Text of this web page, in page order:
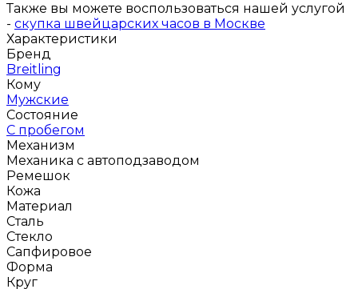
Также вы можете воспользоваться нашей услугой
- скупка швейцарских часов в Москве
Характеристики
Бренд
Breitling
Кому
Мужские
Состояние
С пробегом
Механизм
Механика с автоподзаводом
Ремешок
Кожа
Материал
Сталь
Стекло
Сапфировое
Форма
Круг